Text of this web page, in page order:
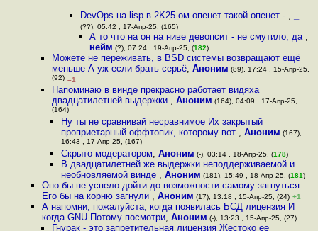
DevOps на lisp в 2K25-ом опенет такой опенет - ,
(??), 05:42 , 17-Апр-25, (165)
А то что на он на ниве девопсит - не смутило, да ,
нейм (?), 07:24 , 19-Апр-25, (182)
Можете не переживать, в BSD системы возвращают ещё
меньше А уж если брать серьё, Аноним (89), 17:24 , 15-Апр-25,
(92) –1
Напоминаю в винде прекрасно работает видяха
двадцатилетней выдержки , Аноним (164), 04:09 , 17-Апр-25,
(164)
Ну ты не сравнивай несравнимое Их закрытый
проприетарный оффтопик, которому вот-, Аноним (167),
16:43 , 17-Апр-25, (167)
Скрыто модератором, Аноним (-), 03:14 , 18-Апр-25, (178)
В двадцатилетней же выдержки неподдерживаемой и
необновляемой винде , Аноним (181), 15:49 , 18-Апр-25, (181)
Оно бы не успело дойти до возможности самому загнуться
Его бы на корню загнули ,Аноним (17), 13:18 , 15-Апр-25, (24) +1
А напомни, пожалуйста, когда появилась БСД лицензия И
когда GNU Потому посмотри,Аноним (-), 13:23 , 15-Апр-25, (27)
Гнурак - это запретительная лицензия Жестоко ее